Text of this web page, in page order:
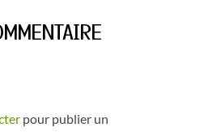
pour publier un